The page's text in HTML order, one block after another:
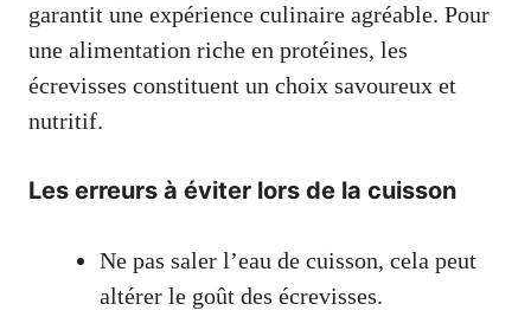
garantit une expérience culinaire agréable. Pour
une alimentation riche en protéines, les
écrevisses constituent un choix savoureux et
nutritif.
Les erreurs à éviter lors de la cuisson
Ne pas saler l’eau de cuisson, cela peut
altérer le goût des écrevisses.